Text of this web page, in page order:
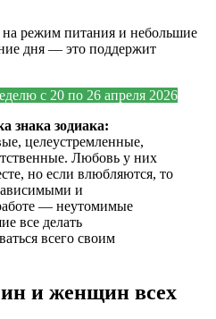
режим питания и небольшие
дня — это поддержит
с 20 по 26 апреля 2026
знака зодиака:
целеустремленные,
Любовь у них
но если влюбляются, то
и
— неутомимые
все делать
всего своим
и женщин всех